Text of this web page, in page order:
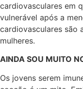
cardiovasculares em
vulnerável após a
cardiovasculares são
mulheres.
AINDA SOU MUITO
Os jovens serem